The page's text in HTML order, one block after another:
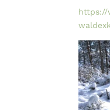
https://